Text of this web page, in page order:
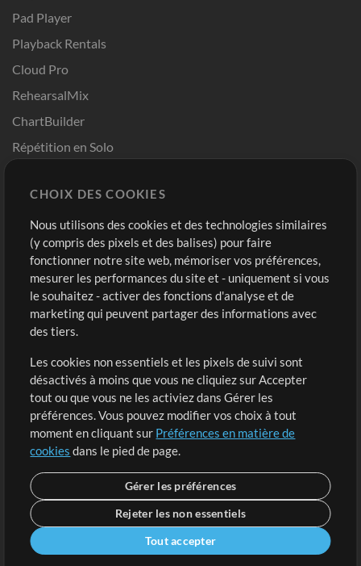
Pad Player
Playback Rentals
Cloud Pro
RehearsalMix
ChartBuilder
Répétition en Solo
Modèles ProPresenter
Sons
Boutique
Acheter des crédits
Contenu gratuit
Demander les pistes
Extras
Sessions
Soumettre votre contenu
Listes de lecture
Conférence MT
Compte
Connexion
S'inscrire
CHOIX DES COOKIES
Nous utilisons des cookies et des technologies similaires
(y compris des pixels et des balises) pour faire
fonctionner notre site web, mémoriser vos préférences,
mesurer les performances du site et - uniquement si vous
le souhaitez - activer des fonctions d'analyse et de
marketing qui peuvent partager des informations avec
des tiers.
Les cookies non essentiels et les pixels de suivi sont
désactivés à moins que vous ne cliquiez sur Accepter
tout ou que vous ne les activiez dans Gérer les
préférences. Vous pouvez modifier vos choix à tout
moment en cliquant sur Préférences en matière de
cookies dans le pied de page.
Gérer les préférences
Rejeter les non essentiels
Tout accepter